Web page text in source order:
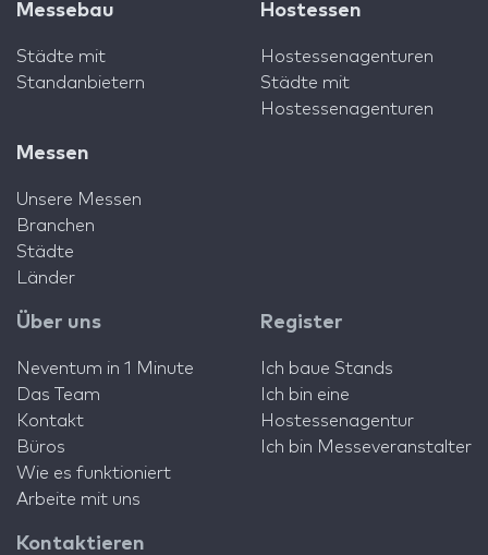
Messebau
Städte mit
Standanbietern
Hostessen
Hostessenagenturen
Städte mit
Hostessenagenturen
Messen
Unsere Messen
Branchen
Städte
Länder
Über uns
Neventum in 1 Minute
Das Team
Kontakt
Büros
Wie es funktioniert
Arbeite mit uns
Register
Ich baue Stands
Ich bin eine
Hostessenagentur
Ich bin Messeveranstalter
Kontaktieren